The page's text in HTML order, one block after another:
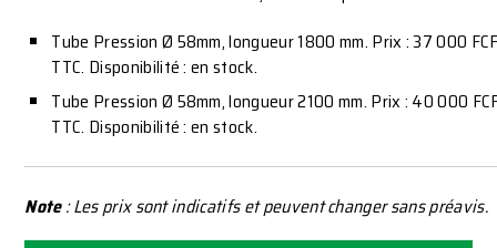
Tube Pression Ø 58mm, longueur 1800 mm. Prix : 37 000
TTC. Disponibilité : en stock.
Tube Pression Ø 58mm, longueur 2100 mm. Prix : 40 000
TTC. Disponibilité : en stock.
Note: Les prix sont indicatifs et peuvent changer sans préavis.